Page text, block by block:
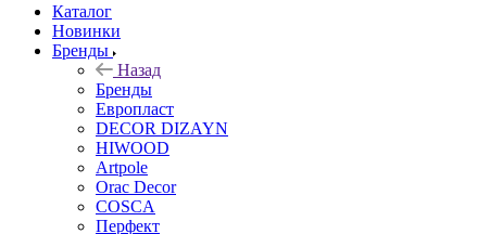
Каталог
Новинки
Бренды
Назад
Бренды
Европласт
DECOR DIZAYN
HIWOOD
Artpole
Orac Decor
COSCA
Перфект